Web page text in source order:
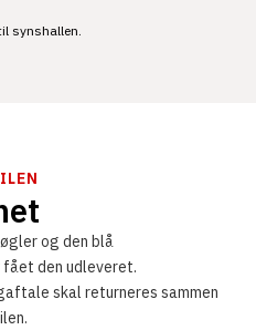
synshallen.
og den blå
den udleveret.
skal returneres sammen